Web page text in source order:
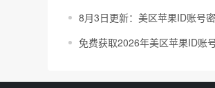
8月3日更新：美区苹果ID账号
免费获取2026年美区苹果ID账